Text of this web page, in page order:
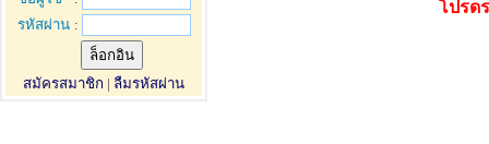
รหัสผ่าน :
สมัครสมาชิก | ลืมรหัสผ่าน
โปรด